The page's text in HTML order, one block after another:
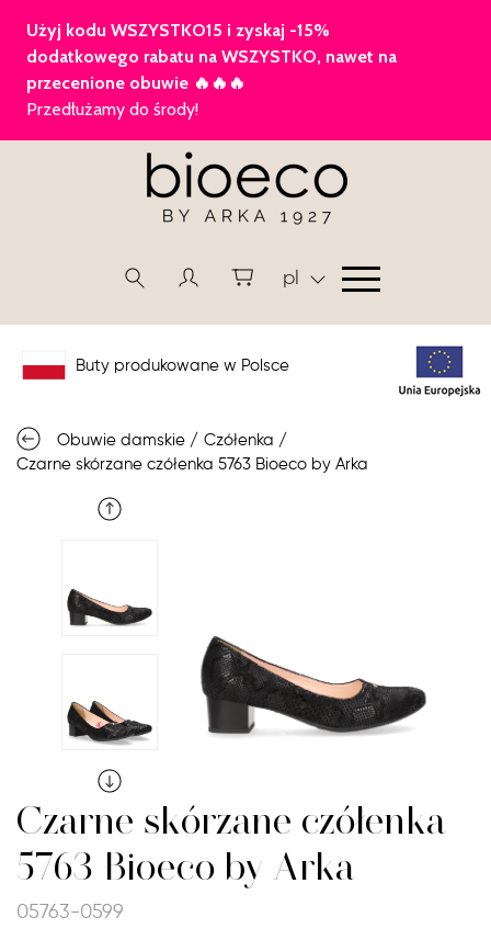
pl
Buty produkowane w Polsce
Obuwie damskie / Czółenka /
Czarne skórzane czółenka 5763 Bioeco by Arka
Czarne skórzane czółenka
5763 Bioeco by Arka
05763-0599